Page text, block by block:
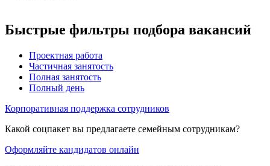
Быстрые фильтры подбора вакансий
Проектная работа
Частичная занятость
Полная занятость
Полный день
Корпоративная поддержка сотрудников
Какой соцпакет вы предлагаете семейным сотрудникам?
Оформляйте кандидатов онлайн